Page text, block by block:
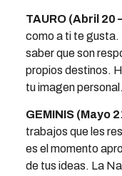
TAURO (Abril 20
como a ti te gusta.
saber que son
propios destinos.
tu imagen personal.
GEMINIS (Mayo
trabajos que les
es el momento
de tus ideas. La